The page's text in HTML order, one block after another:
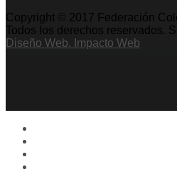
Copyright © 2017 Federación
Todos los derechos reservados.
Diseño Web. Impacto Web